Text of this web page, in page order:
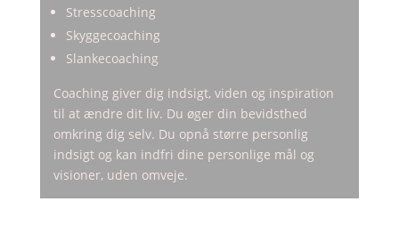
Stresscoaching
Skyggecoaching
Slankecoaching
Coaching giver dig indsigt, viden og inspiration
til at ændre dit liv. Du øger din bevidsthed
omkring dig selv. Du opnå større personlig
indsigt og kan indfri dine personlige mål og
visioner, uden omveje.